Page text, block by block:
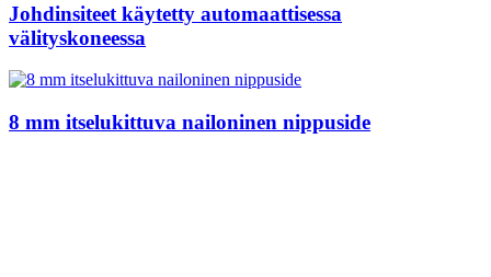
Johdinsiteet käytetty automaattisessa
välityskoneessa
8 mm itselukittuva nailoninen nippuside